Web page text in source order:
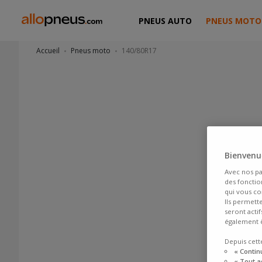
PNEUS AUTO PNEUS MOTO
Accueil Pneus moto 140/80R17
Avec nos
des
qui vous
Ils
seront
également
Depuis
«